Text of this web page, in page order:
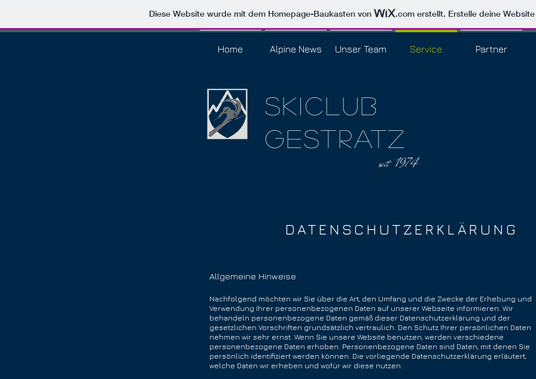
Diese Website wurde mit dem Homepage-Baukasten von .com erstellt. Erstelle deine
Home Alpine News Unser Team Service Partner
Skiclub
gestratz
seit 1974
DATENSCHUTZERKLÄRUNG
Allgemeine Hinweise
Nachfolgend möchten wir Sie über die Art, den Umfang und die Zwecke der Erhebung und
Verwendung Ihrer personenbezogenen Daten auf unserer Webseite informieren. Wir
behandeln personenbezogene Daten gemäß dieser Datenschutzerklärung und der
gesetzlichen Vorschriften grundsätzlich vertraulich. Den Schutz Ihrer persönlichen Daten
nehmen wir sehr ernst. Wenn Sie unsere Website benutzen, werden verschiedene
personenbezogene Daten erhoben. Personenbezogene Daten sind Daten, mit denen Sie
persönlich identifiziert werden können. Die vorliegende Datenschutzerklärung erläutert,
welche Daten wir erheben und wofür wir diese nutzen.